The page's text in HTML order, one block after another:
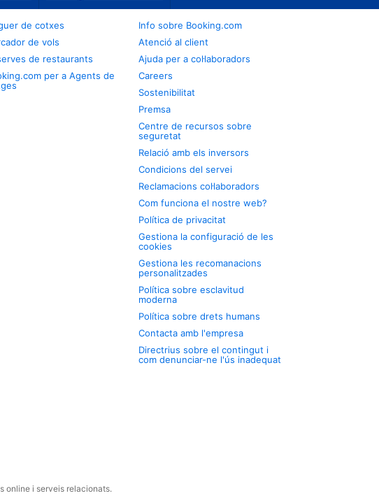
de cotxes
de vols
de restaurants
per a Agents de
Info sobre Booking.com
Atenció al client
Ajuda per a col·laboradors
Careers
Sostenibilitat
Premsa
Centre de recursos sobre
seguretat
Relació amb els inversors
Condicions del servei
Reclamacions col·laboradors
Com funciona el nostre web?
Política de privacitat
Gestiona la configuració de les
cookies
Gestiona les recomanacions
personalitzades
Política sobre esclavitud
moderna
Política sobre drets humans
Contacta amb l'empresa
Directrius sobre el contingut i
com denunciar-ne l'ús inadequat
online i serveis relacionats.